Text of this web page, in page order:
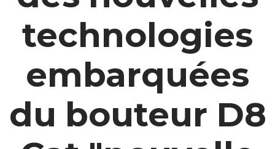
technologies
embarquées
du bouteur D8